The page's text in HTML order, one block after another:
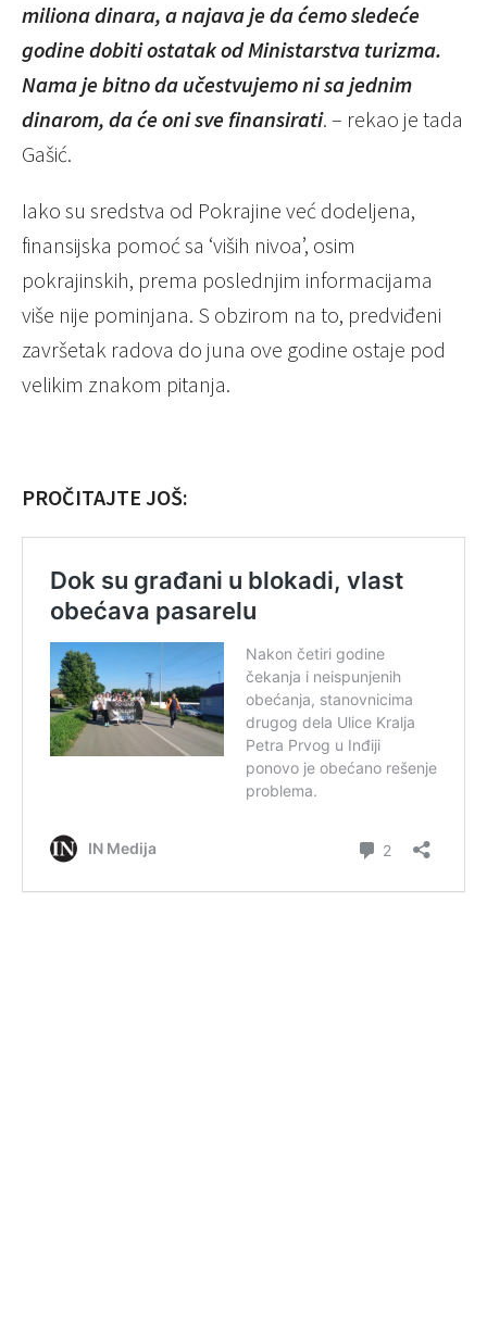
miliona dinara, a najava je da ćemo sledeće
godine dobiti ostatak od Ministarstva turizma.
Nama je bitno da učestvujemo ni sa jednim
dinarom, da će oni sve finansirati. – rekao je tada
Gašić.
Iako su sredstva od Pokrajine već dodeljena,
finansijska pomoć sa ‘viših nivoa’, osim
pokrajinskih, prema poslednjim informacijama
više nije pominjana. S obzirom na to, predviđeni
završetak radova do juna ove godine ostaje pod
velikim znakom pitanja.
PROČITAJTE JOŠ: